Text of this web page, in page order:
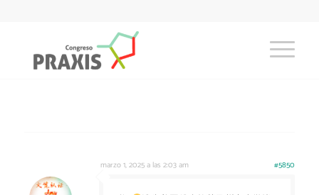
marzo 1, 2025 a las 2:03 am #5850